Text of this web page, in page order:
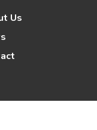
Us